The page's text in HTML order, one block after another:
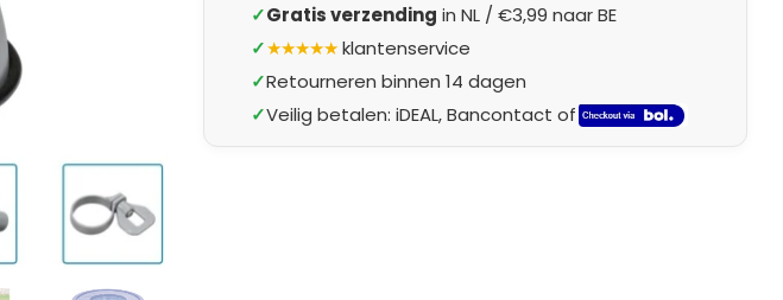
✓Gratis verzending in NL / €3,99 naar BE
✓★★★★★klantenservice
✓Retourneren binnen 14 dagen
✓Veilig betalen: iDEAL, Bancontact of